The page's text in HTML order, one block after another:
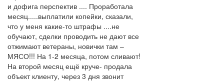
и дофига перспектив .... Проработала
месяц.....выплатили копейки, сказали,
что у меня какие-то штрафы ....не
обучают, сделки проводить не дают все
отжимают ветераны, новички там –
МЯСО!!! На 1-2 месяца, потом сливают!
На второй месяц ещё круче- продала
объект клиенту, через 3 дня звонит